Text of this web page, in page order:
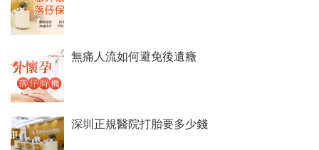
無痛人流如何避免後遺癥
深圳正規醫院打胎要多少錢